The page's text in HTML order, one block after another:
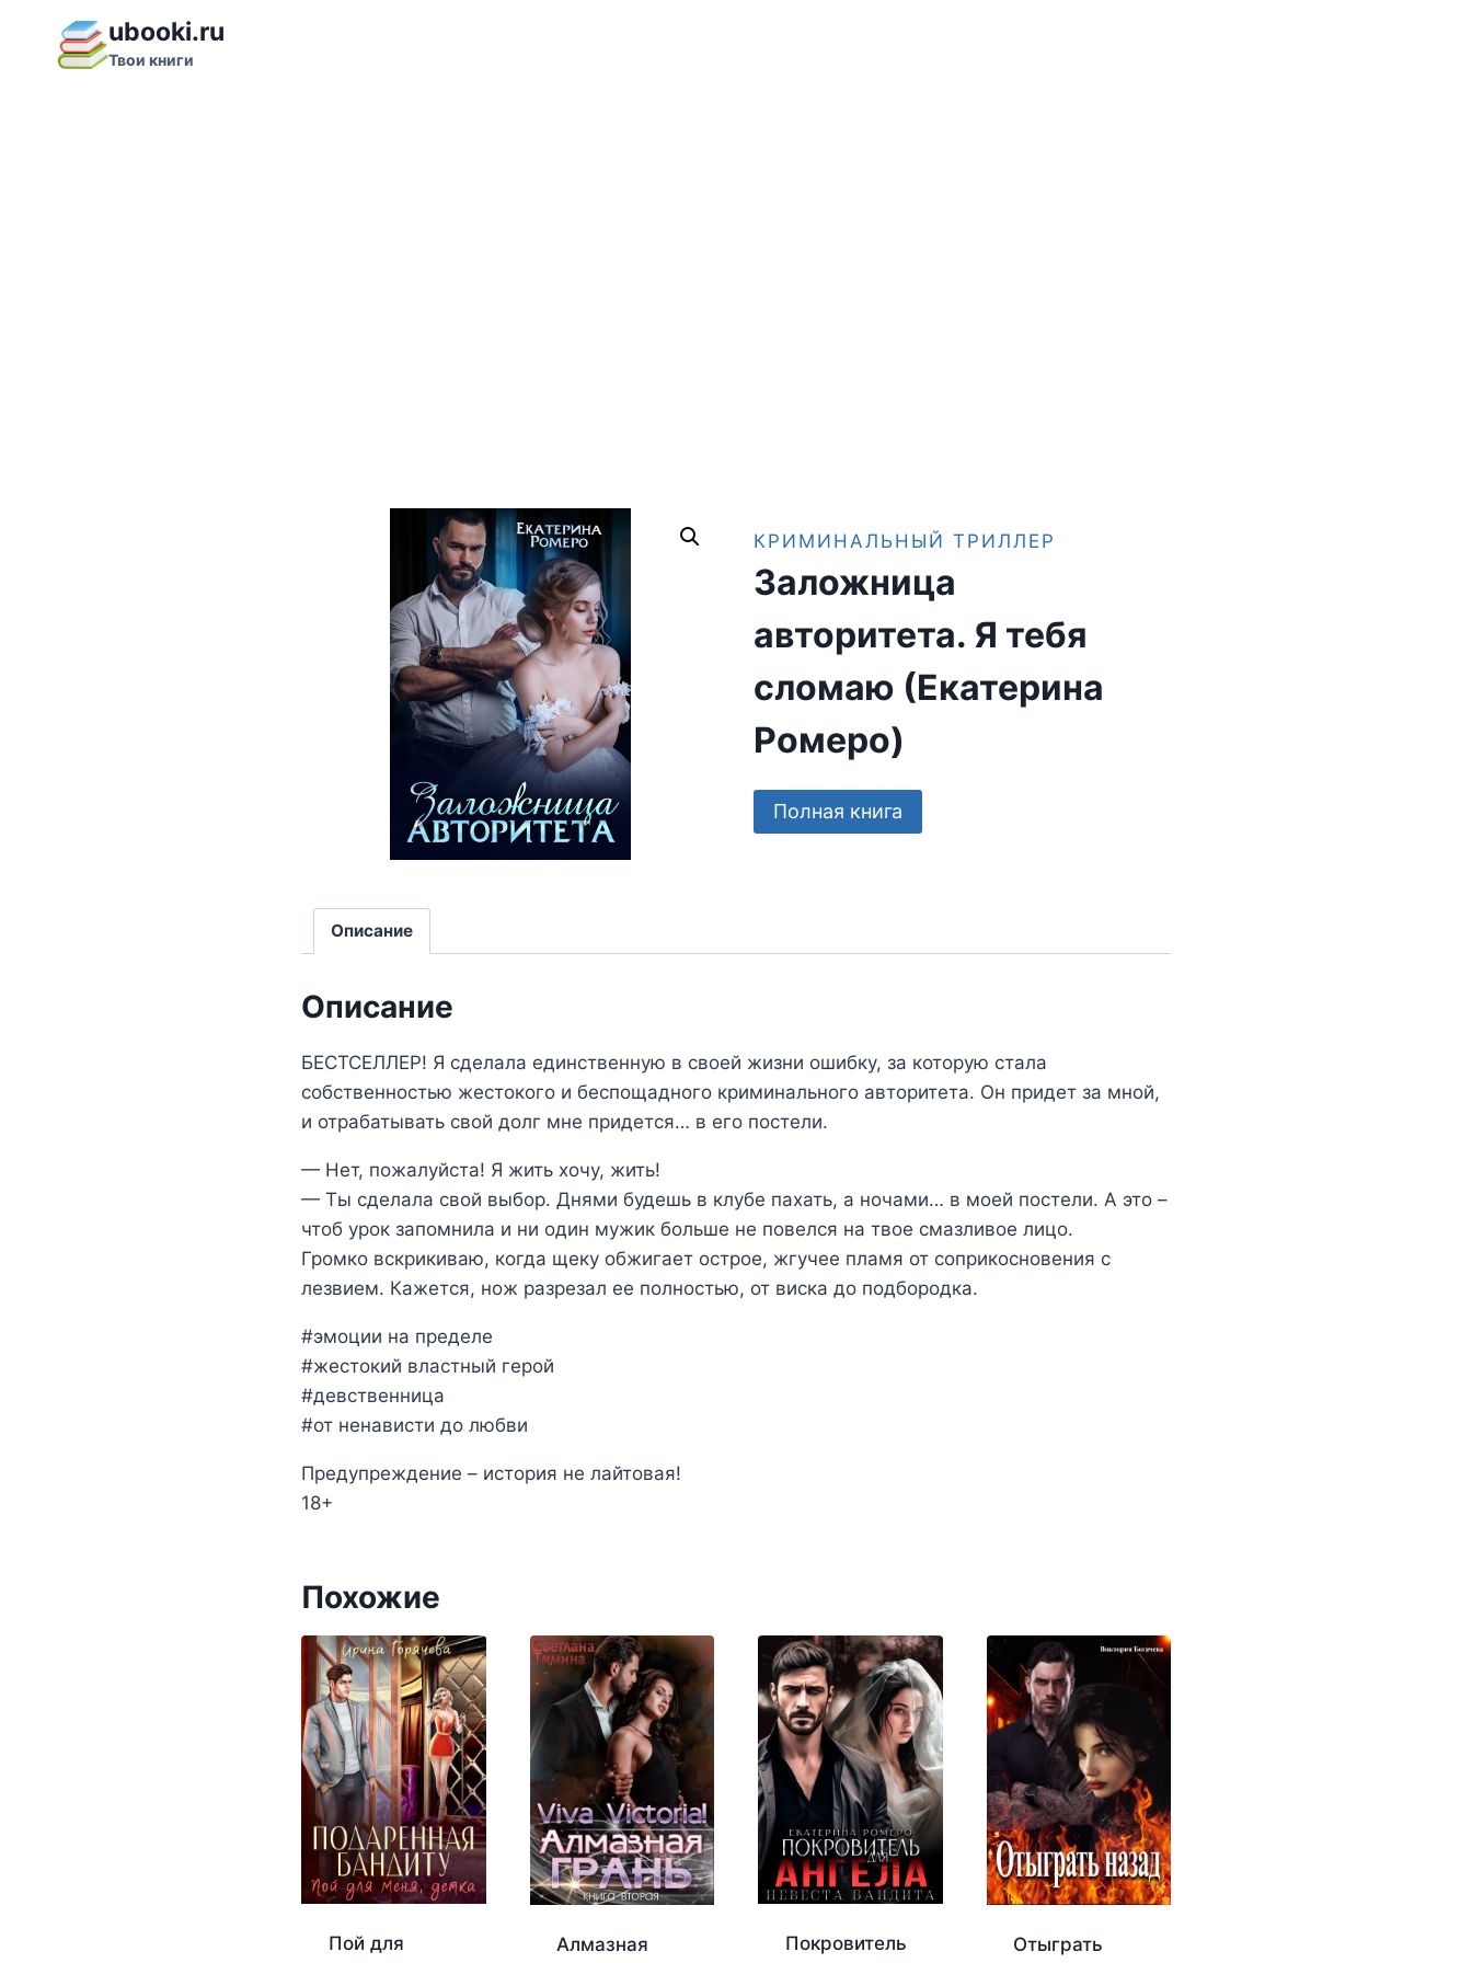
содержимому
ubooki.ru
Твои книги
КРИМИНАЛЬНЫЙ ТРИЛЛЕР
Заложница
авторитета. Я тебя
сломаю (Екатерина
Ромеро)
Полная книга
Описание
Описание
БЕСТСЕЛЛЕР! Я сделала единственную в своей жизни ошибку, за которую стала
собственностью жестокого и беспощадного криминального авторитета. Он придет за мной,
и отрабатывать свой долг мне придется… в его постели.
— Нет, пожалуйста! Я жить хочу, жить!
— Ты сделала свой выбор. Днями будешь в клубе пахать, а ночами… в моей постели. А это –
чтоб урок запомнила и ни один мужик больше не повелся на твое смазливое лицо.
Громко вскрикиваю, когда щеку обжигает острое, жгучее пламя от соприкосновения с
лезвием. Кажется, нож разрезал ее полностью, от виска до подбородка.
#эмоции на пределе
#жестокий властный герой
#девственница
#от ненависти до любви
Предупреждение – история не лайтовая!
18+
Похожие
Пой для
Алмазная
Покровитель
Отыграть